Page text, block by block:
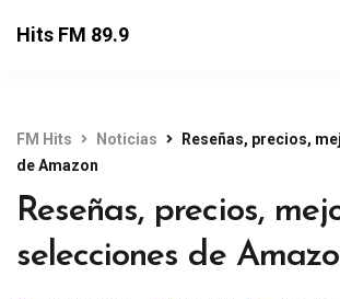
Hits FM 89.9
FM Hits Noticias
Reseñas, precios,
de Amazon
Reseñas, precios,
selecciones de